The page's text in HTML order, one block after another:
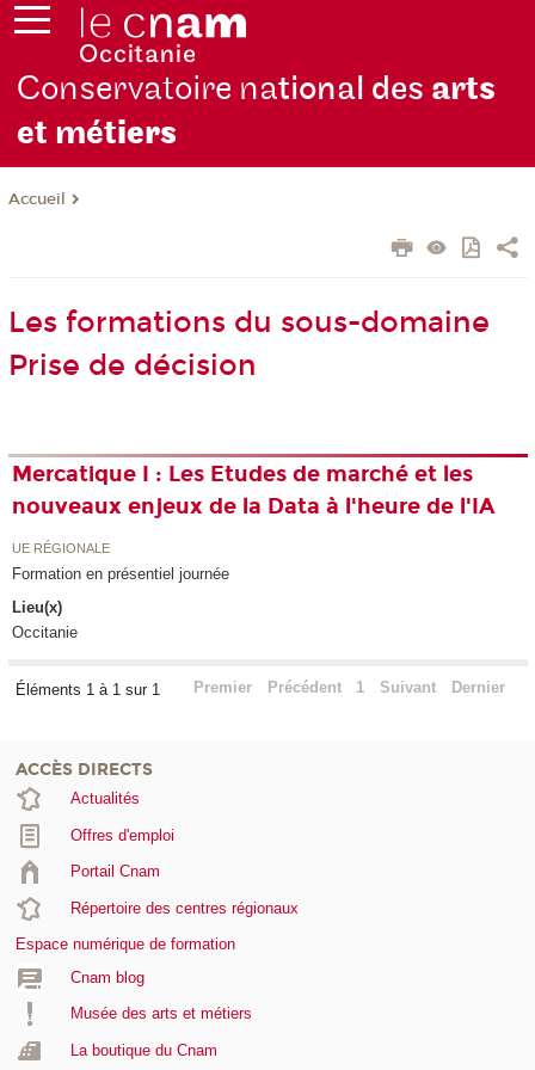
Conservatoire national des arts
et métiers
Accueil
Les formations du sous-domaine
Prise de décision
Mercatique I : Les Etudes de marché et les
nouveaux enjeux de la Data à l'heure de l'IA
UE RÉGIONALE
Formation en présentiel journée
Lieu(x)
Occitanie
Éléments 1 à 1 sur 1 Premier Précédent 1 Suivant Dernier
ACCÈS DIRECTS
Actualités
Offres d'emploi
Portail Cnam
Répertoire des centres régionaux
Espace numérique de formation
Cnam blog
Musée des arts et métiers
La boutique du Cnam